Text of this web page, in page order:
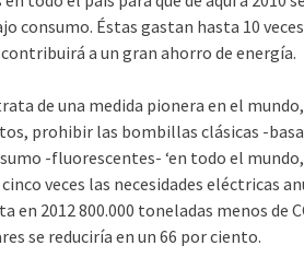
consumo. Éstas gastan hasta 10
a un gran ahorro de energía.
de una medida pionera en el
prohibir las bombillas clásicas -
-fluorescentes- ‘en todo el
veces las necesidades eléctricas
en 2012 800.000 toneladas menos de
se reduciría en un 66 por ciento.